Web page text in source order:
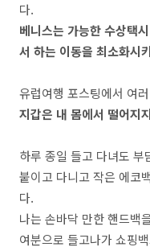
다.
베니스는 가능한 수상택
서 하는 이동을 최소화시
유럽여행 포스팅에서 여
지갑은 내 몸에서 떨어지
하루 종일 들고 다녀도
붙이고 다니고 작은 에코
다.
나는 손바닥 만한 핸드백
여분으로 들고나가 쇼핑